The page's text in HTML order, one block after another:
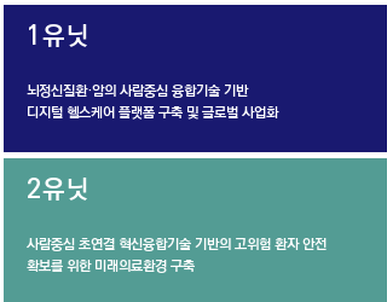
1유닛
뇌정신질환·암의 사람중심 융합기술 기반
디지털 헬스케어 플랫폼 구축 및 글로벌 사업화
2유닛
사람중심 초연결 혁신융합기술 기반의 고위험 환자 안전
확보를 위한 미래의료환경 구축